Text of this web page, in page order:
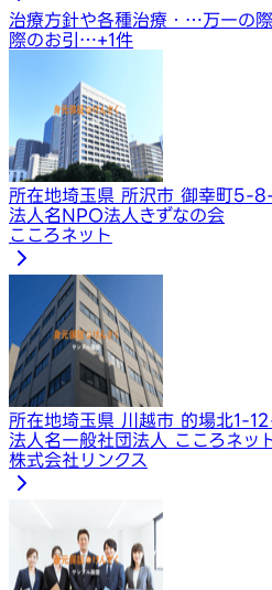
治療方針や各種治療・…万一の
際のお引…+1件
所在地埼玉県 所沢市 御幸町5-
法人名NPO法人きずなの会
こころネット
所在地埼玉県 川越市 的場北1-
法人名一般社団法人 こころネッ
株式会社リンクス